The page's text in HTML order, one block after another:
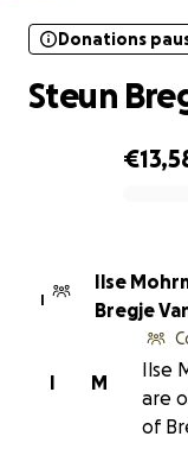
Donations
Steun
I
Ilse
Bregje
M
I
Ilse
are
of